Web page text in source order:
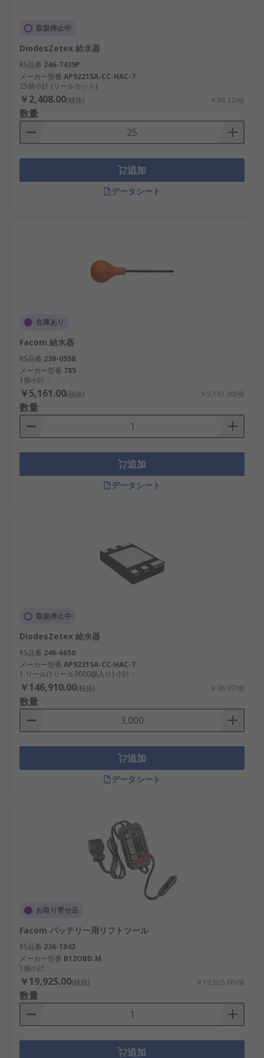
取扱停止中
DiodesZetex 給水器
RS品番 246-7439P
メーカー型番 AP9221SA-CC-HAC-7
25個小計 (リールカット)
￥2,408.00(税抜) ￥96.32/個
数量
追加
データシート
在庫あり
Facom 給水器
RS品番 236-0558
メーカー型番 785
1個小計：
￥5,161.00(税抜) ￥5,161.00/個
数量
追加
データシート
取扱停止中
DiodesZetex 給水器
RS品番 246-6650
メーカー型番 AP9221SA-CC-HAC-7
1 リール(1リール3000個入り) 小計：
￥146,910.00(税抜) ￥48.97/個
数量
追加
データシート
お取り寄せ品
Facom バッテリー用リフトツール
RS品番 236-1842
メーカー型番 B12OBD.M
1個小計：
￥19,925.00(税抜) ￥19,925.00/個
数量
追加